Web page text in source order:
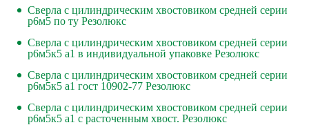
Сверла с цилиндрическим хвостовиком средней серии
р6м5 по ту Резолюкс
Сверла с цилиндрическим хвостовиком средней серии
р6м5к5 а1 в индивидуальной упаковке Резолюкс
Сверла с цилиндрическим хвостовиком средней серии
р6м5к5 а1 гост 10902-77 Резолюкс
Сверла с цилиндрическим хвостовиком средней серии
р6м5к5 а1 с расточенным хвост. Резолюкс